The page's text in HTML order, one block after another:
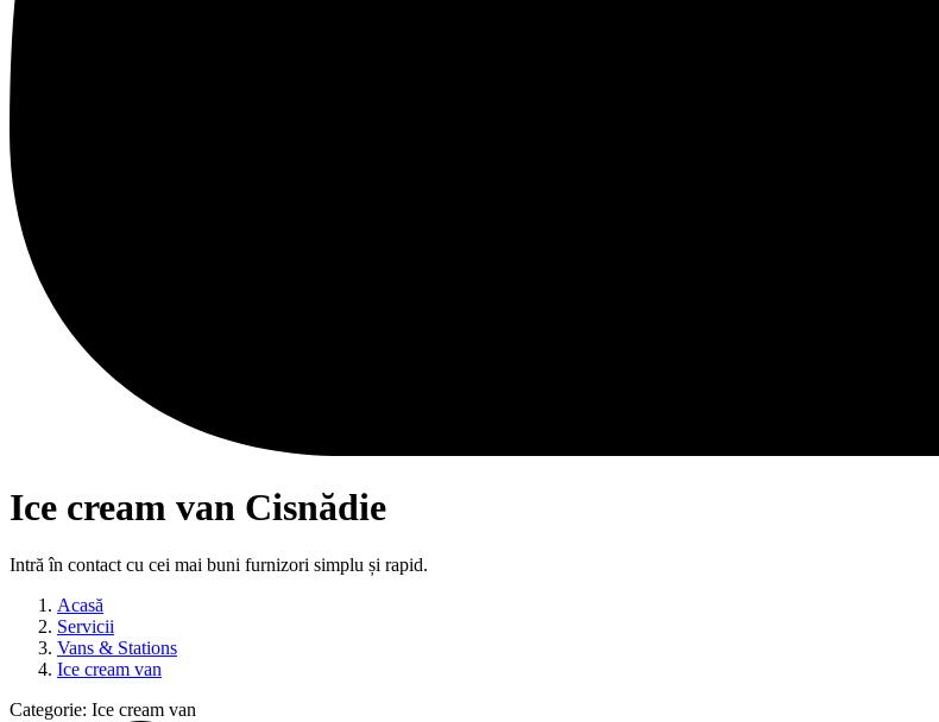
Ice cream van Cisnădie
Intră în contact cu cei mai buni furnizori simplu și rapid.
Acasă
Servicii
Vans & Stations
Ice cream van
Categorie: Ice cream van